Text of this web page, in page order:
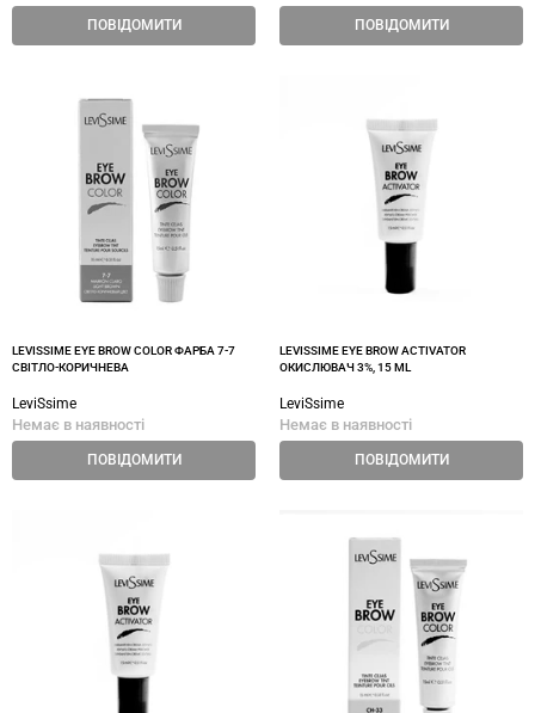
ПОВІДОМИТИ ПОВІДОМИТИ
LEVISSIME EYE BROW COLOR ФАРБА 7-7
СВІТЛО-КОРИЧНЕВА
LeviSsime
Немає в наявності
ПОВІДОМИТИ
LEVISSIME EYE BROW ACTIVATOR
ОКИСЛЮВАЧ 3%, 15 ML
LeviSsime
Немає в наявності
ПОВІДОМИТИ